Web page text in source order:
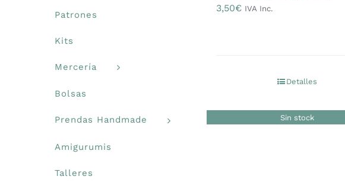
3,50€ IVA Inc.
Detalles
Sin stock
Patrones
Kits
Mercería
Bolsas
Prendas Handmade
Amigurumis
Talleres